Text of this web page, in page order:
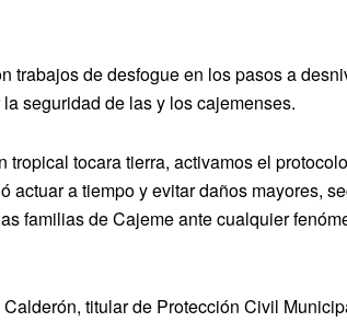
trabajos de desfogue en los pasos a
seguridad de las y los cajemenses.
tropical tocara tierra, activamos el
actuar a tiempo y evitar daños mayores,
familias de Cajeme ante cualquier
titular de Protección Civil